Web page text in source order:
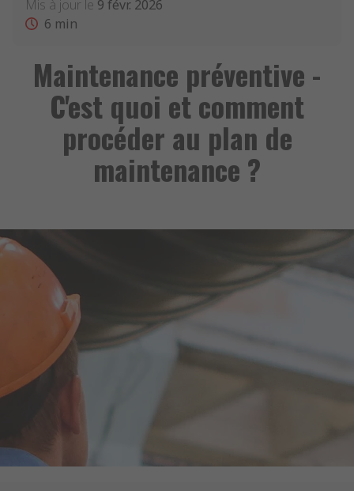
Mis à jour le 9 févr. 2026
6 min
Maintenance préventive -
C'est quoi et comment
procéder au plan de
maintenance ?